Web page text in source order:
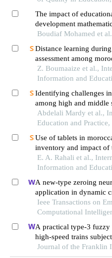
The impact of
development
middle school stage in
Boudiaf Mohamed et
Distance learning
assessment among
Z. Boumaaize et al.,
Information and
Identifying challenges
among high and middle
chemistry teachers in
Abdelali Mardy et al.,
Education and Practice,
Use of tablets in
inventory and impact of
E. A. Rahali et al.,
Information and
A new-type zeroing
application in dynamic
Ieee Transactions on
Computational
A practical type-3
high-speed trains
nonlinear dynamics
Journal of the Franklin